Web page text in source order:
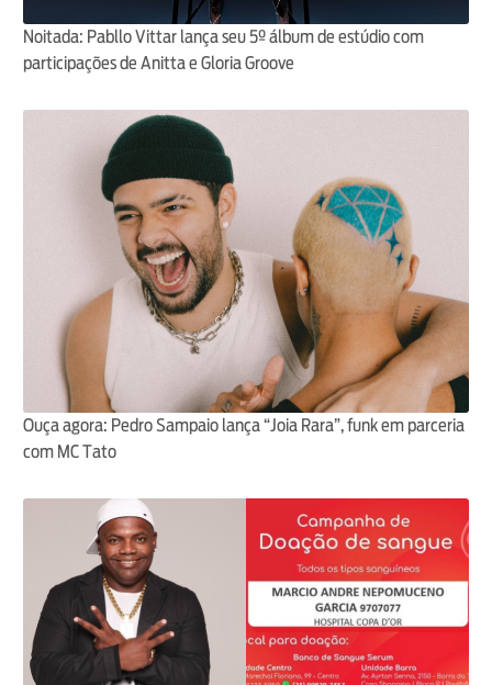
Noitada: Pabllo Vittar lança seu 5º álbum de estúdio com
participações de Anitta e Gloria Groove
Ouça agora: Pedro Sampaio lança “Joia Rara”, funk em parceria
com MC Tato